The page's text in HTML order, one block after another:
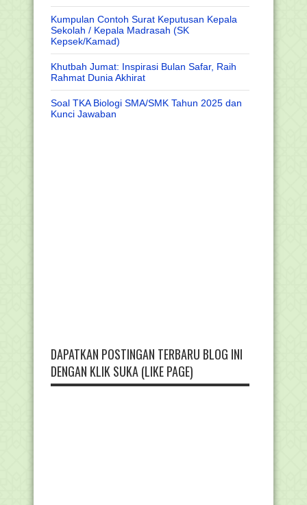
Kumpulan Contoh Surat Keputusan Kepala
Sekolah / Kepala Madrasah (SK
Kepsek/Kamad)
Khutbah Jumat: Inspirasi Bulan Safar, Raih
Rahmat Dunia Akhirat
Soal TKA Biologi SMA/SMK Tahun 2025 dan
Kunci Jawaban
DAPATKAN POSTINGAN TERBARU BLOG INI
DENGAN KLIK SUKA (LIKE PAGE)